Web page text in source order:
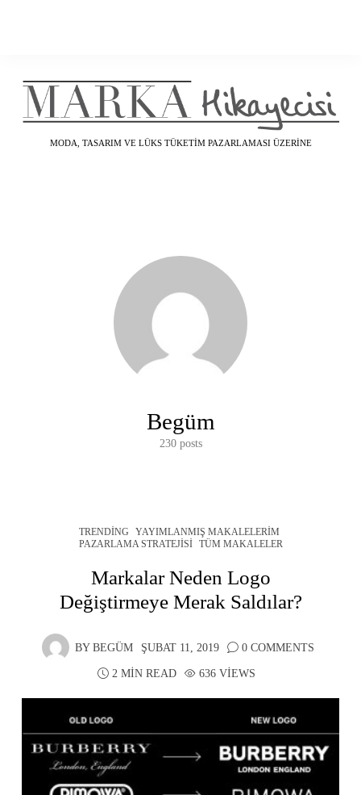
MODA, TASARIM VE LÜKS TÜKETIM PAZARLAMASI ÜZERINE
Begüm
230 posts
TRENDING
YAYIMLANMIŞ MAKALELERIM
PAZARLAMA STRATEJISI
TÜM MAKALELER
Markalar Neden Logo
Değiştirmeye Merak Saldılar?
BY BEGÜM ŞUBAT 11, 2019 0 COMMENTS
2 MIN READ 636 VIEWS